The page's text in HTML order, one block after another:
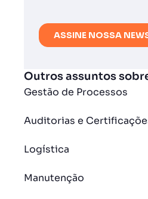
Outros assuntos
Gestão de Processos
Auditorias e
Logística
Manutenção